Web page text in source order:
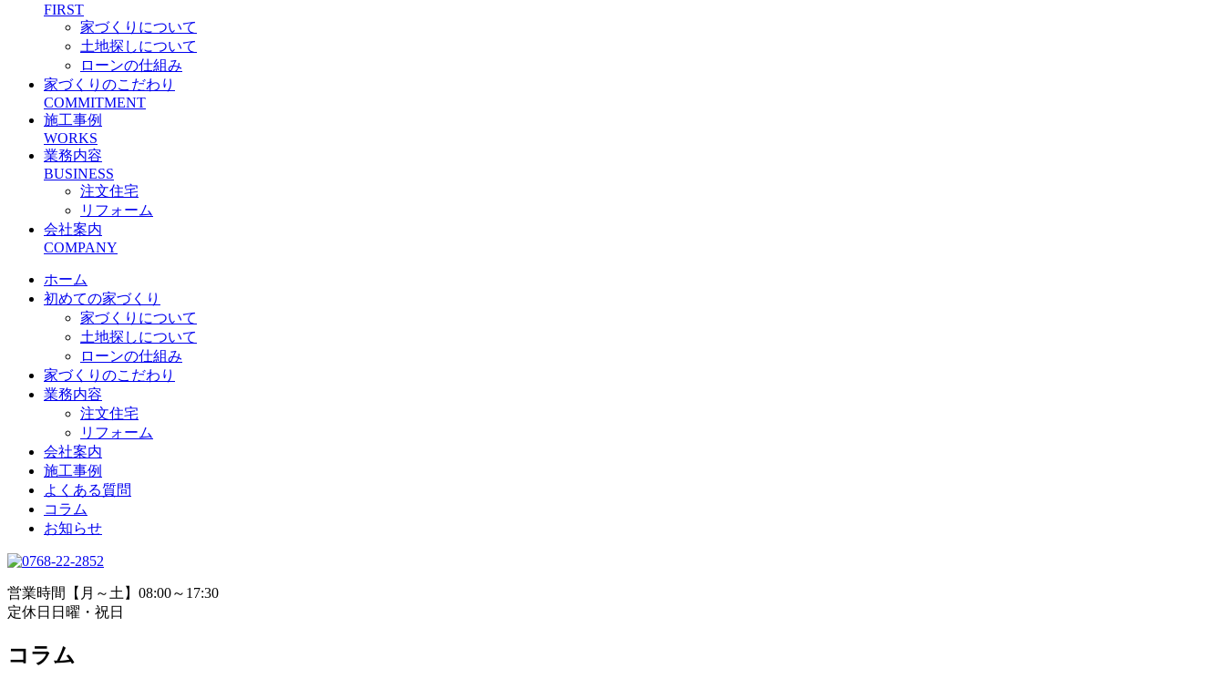
FIRST
家づくりについて
土地探しについて
ローンの仕組み
家づくりのこだわり
COMMITMENT
施工事例
WORKS
業務内容
BUSINESS
注文住宅
リフォーム
会社案内
COMPANY
ホーム
初めての家づくり
家づくりについて
土地探しについて
ローンの仕組み
家づくりのこだわり
業務内容
注文住宅
リフォーム
会社案内
施工事例
よくある質問
コラム
お知らせ
営業時間
【月～土】08:00～17:30
定休日 日曜・祝日
コラム